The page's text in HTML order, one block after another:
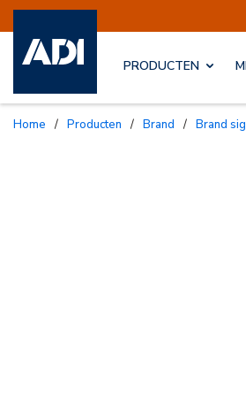
PRODUCTEN
Home / Producten / Brand / Brand